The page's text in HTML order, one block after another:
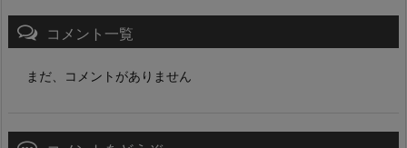
コメント一覧
まだ、コメントがありません